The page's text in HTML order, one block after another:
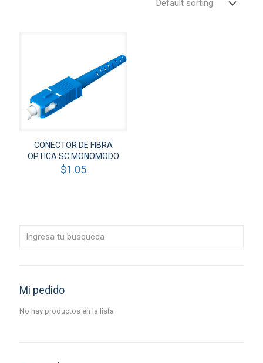
CONECTOR DE FIBRA
OPTICA SC MONOMODO
$1.05
Mi pedido
No hay productos en la lista